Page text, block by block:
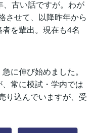
古い話ですが。わが
させて、以降昨年から
を輩出。現在も4名
に伸び始めました。
常に模試・学内では
り込んでいますが、受